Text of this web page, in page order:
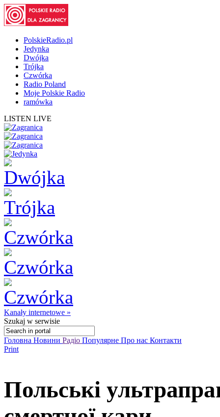
PolskieRadio.pl
Jedynka
Dwójka
Trójka
Czwórka
Radio Poland
Moje Polskie Radio
ramówka
LISTEN LIVE
Kanały internetowe »
Szukaj w serwisie
Головна Новини Радіо Популярне Про нас Контакти
Print
Польські